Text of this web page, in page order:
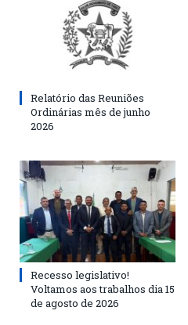
Relatório das Reuniões
Ordinárias mês de junho
2026
Recesso legislativo!
Voltamos aos trabalhos dia 15
de agosto de 2026